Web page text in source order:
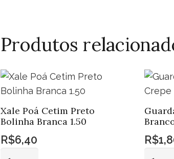
Produtos
Xale Poá Cetim Preto
Bolinha Branca 1.50
R$6,40 R$